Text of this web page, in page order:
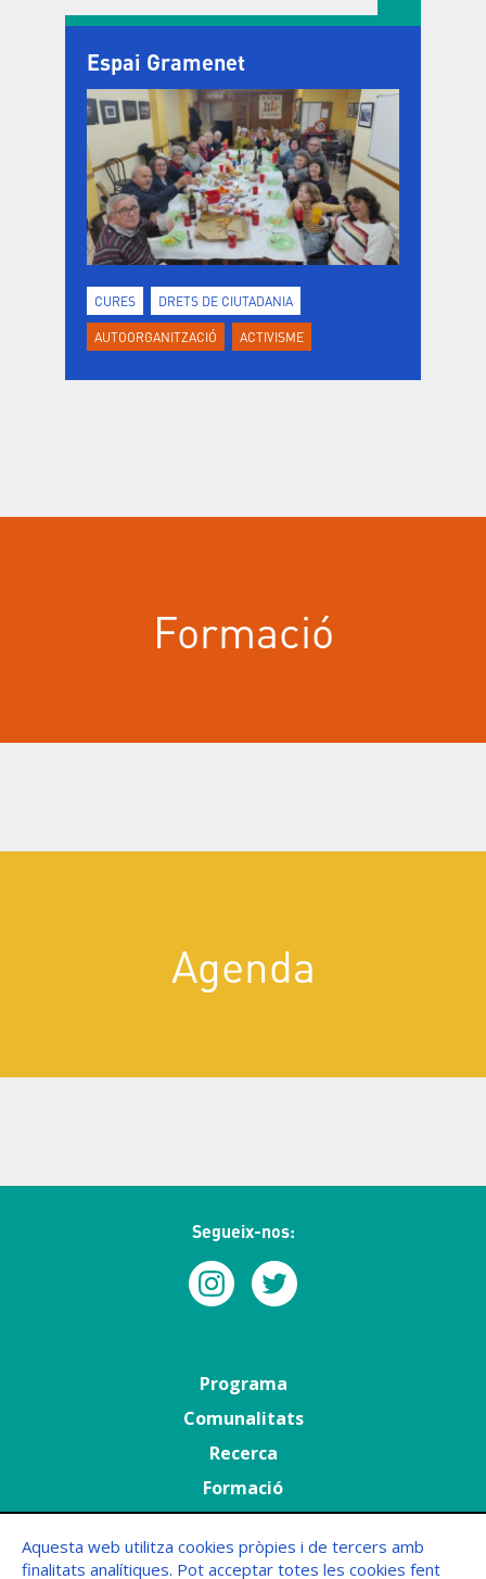
Espai Gramenet
CURES DRETS DE CIUTADANIA
AUTOORGANITZACIÓ ACTIVISME
Formació
Agenda
Segueix-nos:
Programa
Comunalitats
Recerca
Formació
Aquesta web utilitza cookies pròpies i de tercers amb
finalitats analítiques. Pot acceptar totes les cookies fent